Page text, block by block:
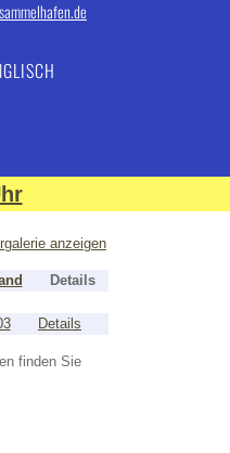
anzeigen
Details
Details
finden Sie